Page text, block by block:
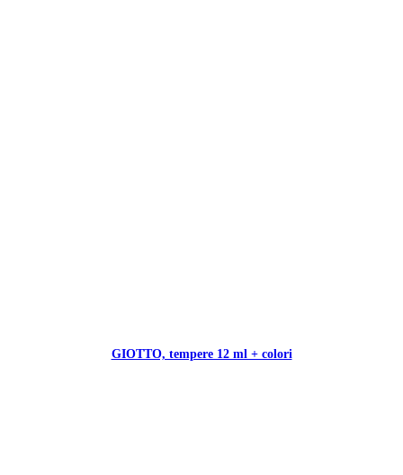
GIOTTO, tempere 12 ml + colori